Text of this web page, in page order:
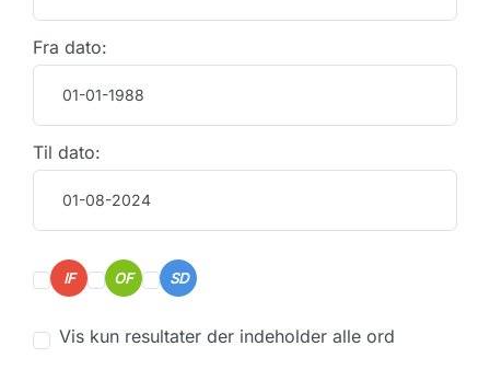
Fra dato:
Til dato:
IF OF SD
Vis kun resultater der indeholder alle ord